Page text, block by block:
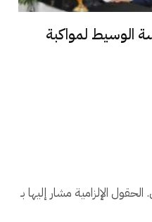
الوسيط لمواكبة
الحقول الإلزامية مشار إليها بـ